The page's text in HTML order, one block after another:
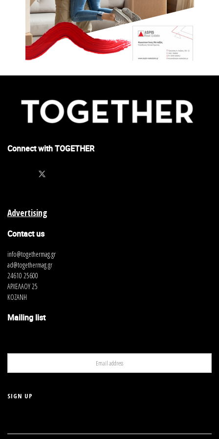
Πως μπήκατε στο κομμάτι του γλυκού;
Όταν ξεκίνησα να δουλεύω στον φούρνο,τα Χριστούγεννα του
κλασσική βασιλόπιτα-τσουρέκι που βγάζαμε και βασιλόπιτα
κέικ. Δειλά δειλά ξεκινώντας με το κέικ της βασιλόπιτας
ξεκίνησα να βγάζω και άλλα γλυκά.
περνά από γένια σε γένια. Βλέπω πως αρέσει πολύ στην
πάθος της νέας γενιάς και έτσι βγαίνει μια συναρπαστική μίξη.
Connect with TOGETHER
Advertising
Contact us
info@togethermag.gr
ad@togethermag.gr
24610 25600
ΑΡΧΕΛΑΟΥ 25
ΚΟΖΑΝΗ
Mailing list